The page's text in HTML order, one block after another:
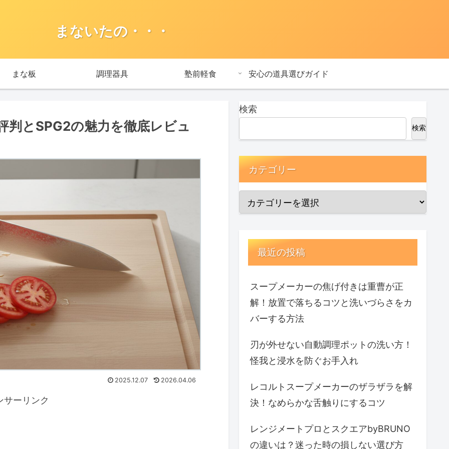
まないたの・・・
まな板 調理器具 塾前軽食 安心の道具選びガイド
判とSPG2の魅力を徹底レビュ
2025.12.07 2026.04.06
サーリンク
検索
検索
カテゴリー
最近の投稿
スープメーカーの焦げ付きは重曹が正
解！放置で落ちるコツと洗いづらさをカ
バーする方法
刃が外せない自動調理ポットの洗い方！
怪我と浸水を防ぐお手入れ
レコルトスープメーカーのザラザラを解
決！なめらかな舌触りにするコツ
レンジメートプロとスクエアbyBRUNO
の違いは？迷った時の損しない選び方